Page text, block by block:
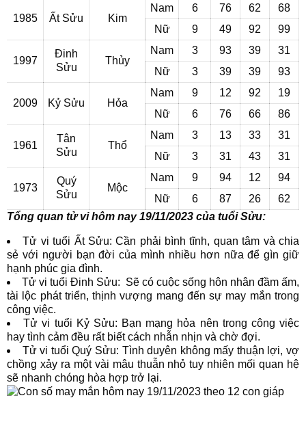
1985 Ất Sửu Kim
Nam 6 76 62
68
Nữ
9 49 92 99
1997
Đinh
Sửu
Thủy
Nam 3 93 39
31
Nữ
3 39 39 93
2009 Kỷ Sửu Hỏa
Nam 9 12 92
19
Nữ
6 76 66 86
1961
Tân
Sửu
Thổ
Nam 3 13 33
31
Nữ
3 31 43 31
1973
Quý
Sửu
Mộc
Nam 9 94 12
94
Nữ
6 87 26
62
Tổng quan tử vi hôm nay 19/11/2023 của tuổi Sửu:
Tử vi tuổi Ất Sửu: Cần phải bình tĩnh, quan tâm và chia
sẻ với người bạn đời của mình nhiều hơn nữa để gìn giữ
hạnh phúc gia đình.
Tử vi tuổi Đinh Sửu: Sẽ có cuộc sống hôn nhân đầm ấm,
tài lộc phát triển, thịnh vượng mang đến sự may mắn trong
công việc.
Tử vi tuổi Kỷ Sửu: Bạn mạng hỏa nên trong công việc
hay tình cảm đều rất biết cách nhẫn nhịn và chờ đợi.
Tử vi tuổi Quý Sửu: Tình duyên không mấy thuận lợi, vợ
chồng xảy ra một vài mâu thuẫn nhỏ tuy nhiên mối quan hệ
sẽ nhanh chóng hòa hợp trở lại.